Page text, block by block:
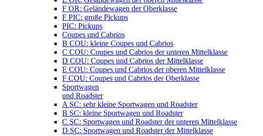
F OR: Geländewagen der Oberklasse
F PIC: große Pickups
PIC: Pickups
Coupes und Cabrios
B COU: kleine Coupes und Cabrios
C COU: Coupes und Cabrios der unteren Mittelklasse
D COU: Coupes und Cabrios der Mittelklasse
E COU: Coupes und Cabrios der oberen Mittelklasse
F COU: Coupes und Cabrios der Oberklasse
Sportwagen
und Roadster
A SC: sehr kleine Sportwagen und Roadster
B SC: kleine Sportwagen und Roadster
C SC: Sportwagen und Roadster der unteren Mittelklasse
D SC: Sportwagen und Roadster der Mittelklasse